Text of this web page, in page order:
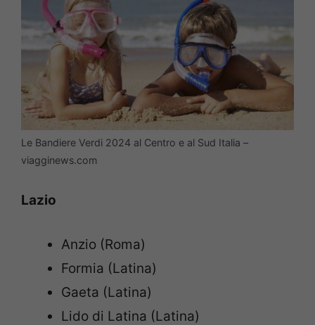
Le Bandiere Verdi 2024 al Centro e al Sud Italia –
viagginews.com
Lazio
Anzio (Roma)
Formia (Latina)
Gaeta (Latina)
Lido di Latina (Latina)